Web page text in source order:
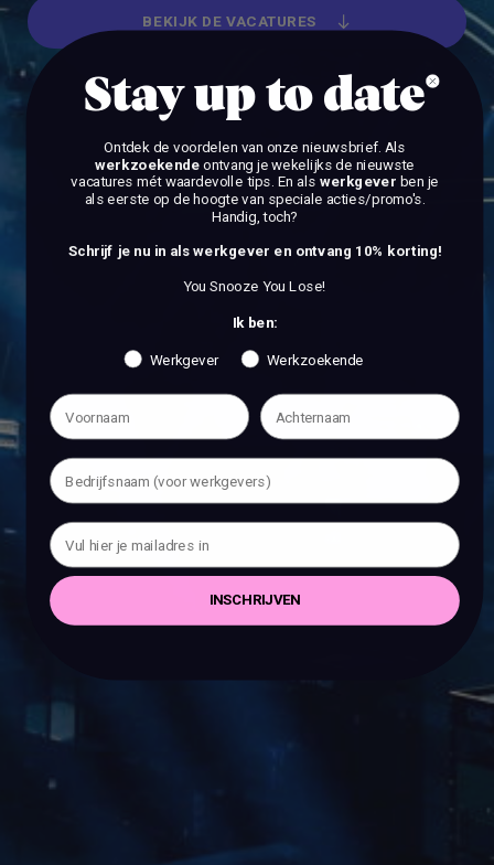
BEKIJK DE VACATURES
BEKIJK DE VACATURES
Stay up to date
Ontdek de voordelen van onze nieuwsbrief. Als
werkzoekendeontvang je wekelijks de nieuwste
vacatures mét waardevolle tips. En als werkgever ben je
als eerste op de hoogte van speciale acties/promo's.
Handig, toch?
Schrijf je nu in als werkgever en ontvang 10% korting!
You Snooze You Lose!
Ik ben:
Werkgever Werkzoekende
INSCHRIJVEN